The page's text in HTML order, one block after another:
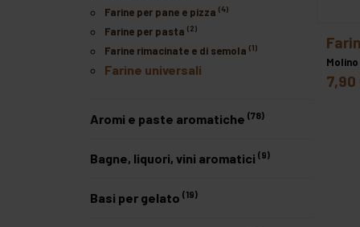
Farine per pane e pizza (4)
Farine per pasta (2)
Farine rimacinate e di semola (1)
Farine universali
Aromi e paste aromatiche (78)
Bagne, liquori, vini aromatici (9)
Basi per gelato (19)
7,90